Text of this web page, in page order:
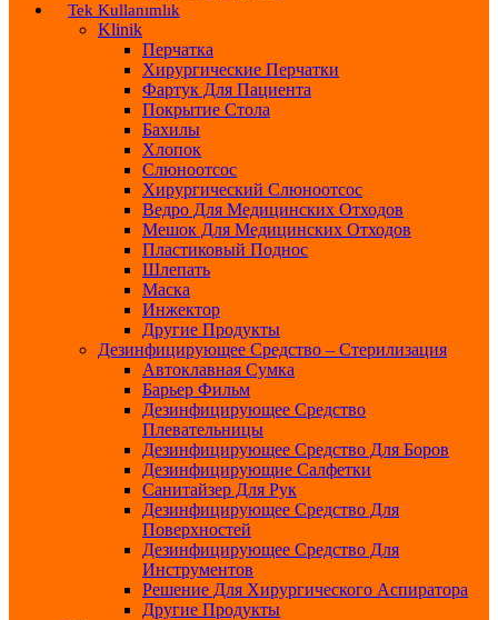
Tek Kullanımlık
Klinik
Перчатка
Хирургические Перчатки
Фартук Для Пациента
Покрытие Стола
Бахилы
Хлопок
Слюноотсос
Хирургический Слюноотсос
Ведро Для Медицинских Отходов
Мешок Для Медицинских Отходов
Пластиковый Поднос
Шлепать
Маска
Инжектор
Другие Продукты
Дезинфицирующее Средство – Стерилизация
Автоклавная Сумка
Барьер Фильм
Дезинфицирующее Средство
Плевательницы
Дезинфицирующее Средство Для Боров
Дезинфицирующие Салфетки
Санитайзер Для Рук
Дезинфицирующее Средство Для
Поверхностей
Дезинфицирующее Средство Для
Инструментов
Решение Для Хирургического Аспиратора
Другие Продукты